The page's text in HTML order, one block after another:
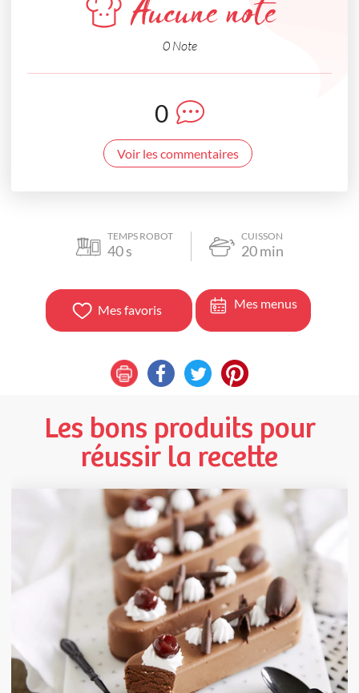
Aucune note
0 Note
0
Voir les commentaires
TEMPS ROBOT
40s
CUISSON
20min
Mes favoris Mes menus
Les bons produits pour
réussir la recette